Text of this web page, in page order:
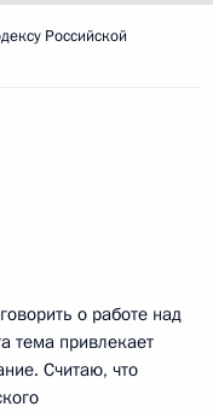
Российской
о работе над
тема привлекает
Считаю, что